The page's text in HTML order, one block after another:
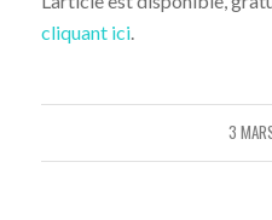
cliquant ici.
3